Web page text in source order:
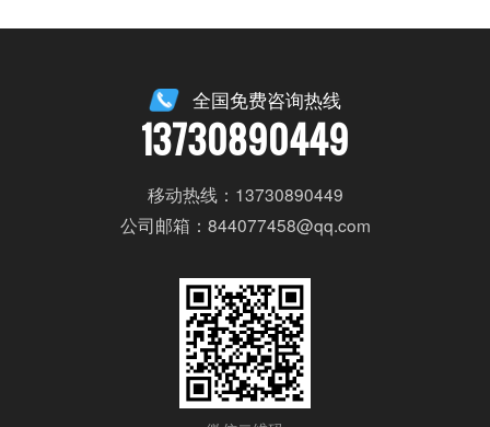
全国免费咨询热线
13730890449
移动热线：13730890449
公司邮箱：844077458@qq.com